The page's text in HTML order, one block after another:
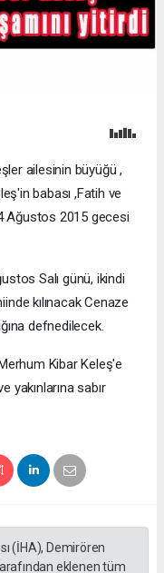
ailesinin büyüğü ,
babası ,Fatih ve
Ağustos 2015 gecesi
Salı günü, ikindi
kılınacak Cenaze
defnedilecek.
Kibar Keleş'e
yakınlarına sabır
(İHA), Demirören
eklenen tüm